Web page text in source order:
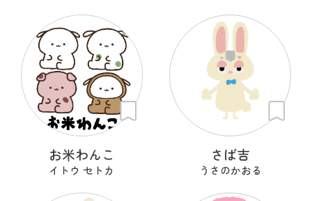
お米わんこ
イトウ セトカ
さば吉
うさのかおる